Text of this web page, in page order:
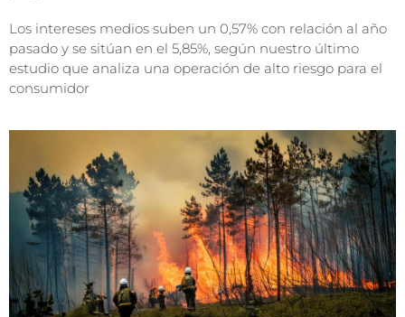
Los intereses medios suben un 0,57% con relación al año
pasado y se sitúan en el 5,85%, según nuestro último
estudio que analiza una operación de alto riesgo para el
consumidor